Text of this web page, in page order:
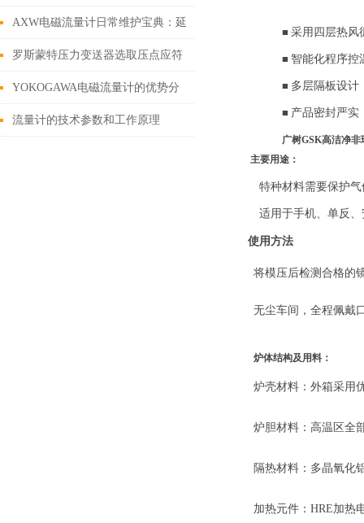
势!
AXW电磁流量计日常维护宝典：延
长设备使用寿命
罗斯蒙特压力变送器选取压点应符
合哪几个规定
YOKOGAWA电磁流量计的优势分
析一下
流量计的技术参数和工作原理
■ 采用四层热风
■ 智能化程序控
■ 多层隔板设计
■ 产品密封严实
广树GSK高洁净
主要用途 ：
特种材料需要保护
适用于手机、单反 、
使用方法
将模压后检测合格的
无尘车间，全程佩戴
炉体结构及用料 ：
炉壳材料：外箱采用
炉胆材料： 高温区全
隔热材料：多晶氧化
加热元件： HRE加热